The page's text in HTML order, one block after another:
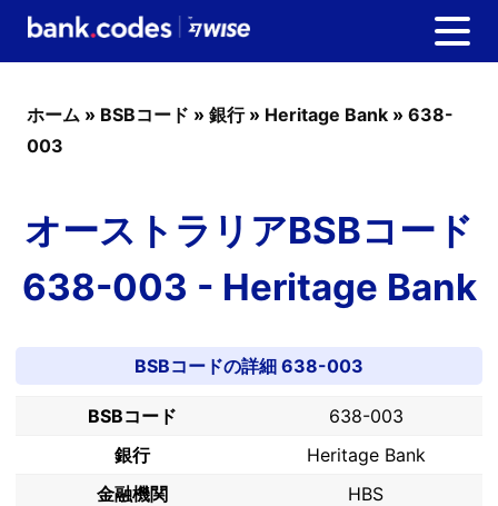
ホーム » BSBコード » 銀行» Heritage Bank » 638-
003
オーストラリアBSBコード
638-003 - Heritage Bank
BSBコードの詳細 638-003
BSBコード
638-003
銀行
Heritage Bank
金融機関
HBS